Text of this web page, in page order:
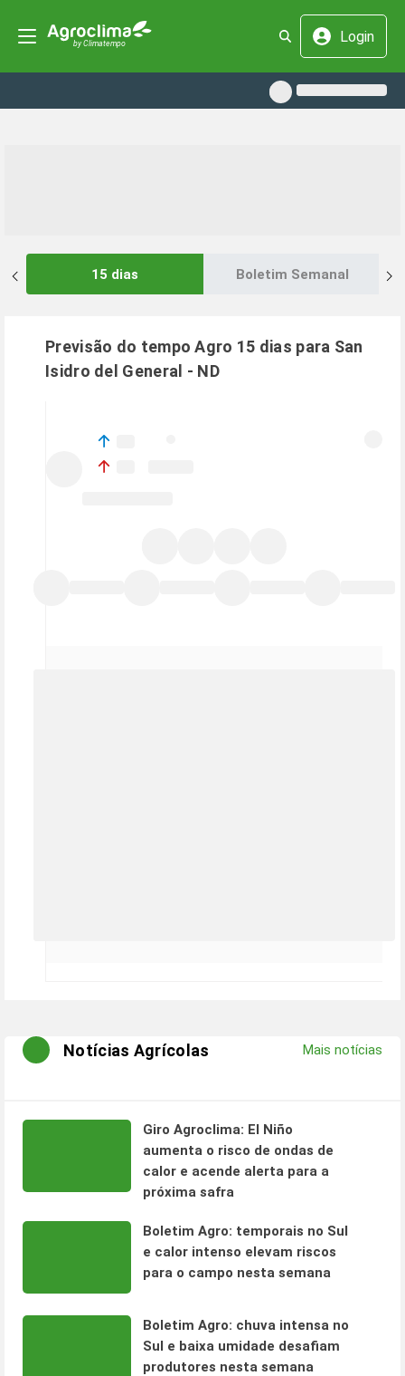
Login
15 dias Boletim Semanal
Previsão do tempo Agro 15 dias para San
Isidro del General - ND
Notícias Agrícolas Mais notícias
Giro Agroclima: El Niño
aumenta o risco de ondas de
calor e acende alerta para a
próxima safra
Boletim Agro: temporais no Sul
e calor intenso elevam riscos
para o campo nesta semana
Boletim Agro: chuva intensa no
Sul e baixa umidade desafiam
produtores nesta semana